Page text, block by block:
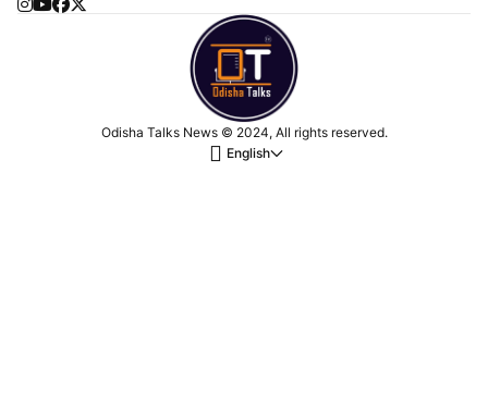
Odisha Talks News © 2024, All rights reserved.
English